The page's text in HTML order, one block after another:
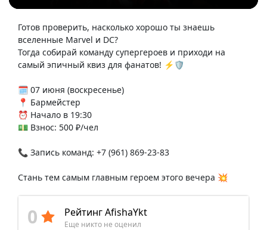
Готов проверить, насколько хорошо ты знаешь
вселенные Marvel и DC?
Тогда собирай команду супергероев и приходи на
самый эпичный квиз для фанатов! ⚡️🛡
🗓 07 июня (воскресенье)
📍 Бармейстер
⏰ Начало в 19:30
💵 Взнос: 500 ₽/чел
📞 Запись команд: +7 (961) 869-23-83
Стань тем самым главным героем этого вечера 💥
0 Рейтинг AfishaYkt
Еще никто не оценил